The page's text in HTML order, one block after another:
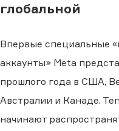
глобальной
Впервые специальные
аккаунты» Meta
прошлого года в США,
Австралии и Канаде.
начинают